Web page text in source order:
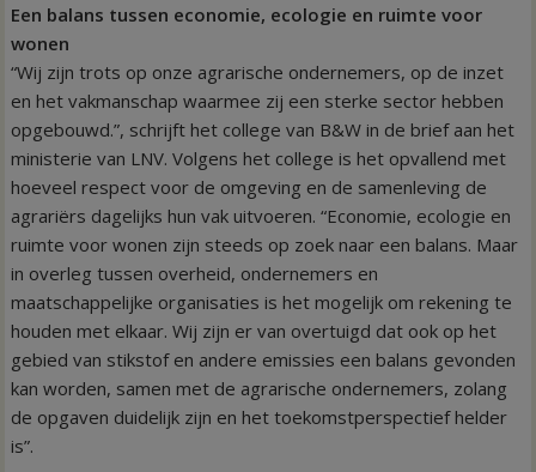
Een balans tussen economie, ecologie en ruimte voor
wonen
“Wij zijn trots op onze agrarische ondernemers, op de inzet
en het vakmanschap waarmee zij een sterke sector hebben
opgebouwd.”, schrijft het college van B&W in de brief aan het
ministerie van LNV. Volgens het college is het opvallend met
hoeveel respect voor de omgeving en de samenleving de
agrariërs dagelijks hun vak uitvoeren. “Economie, ecologie en
ruimte voor wonen zijn steeds op zoek naar een balans. Maar
in overleg tussen overheid, ondernemers en
maatschappelijke organisaties is het mogelijk om rekening te
houden met elkaar. Wij zijn er van overtuigd dat ook op het
gebied van stikstof en andere emissies een balans gevonden
kan worden, samen met de agrarische ondernemers, zolang
de opgaven duidelijk zijn en het toekomstperspectief helder
is”.